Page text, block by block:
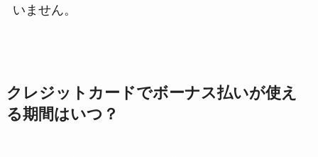
いません。
クレジットカードでボーナス払いが使え
る期間はいつ？